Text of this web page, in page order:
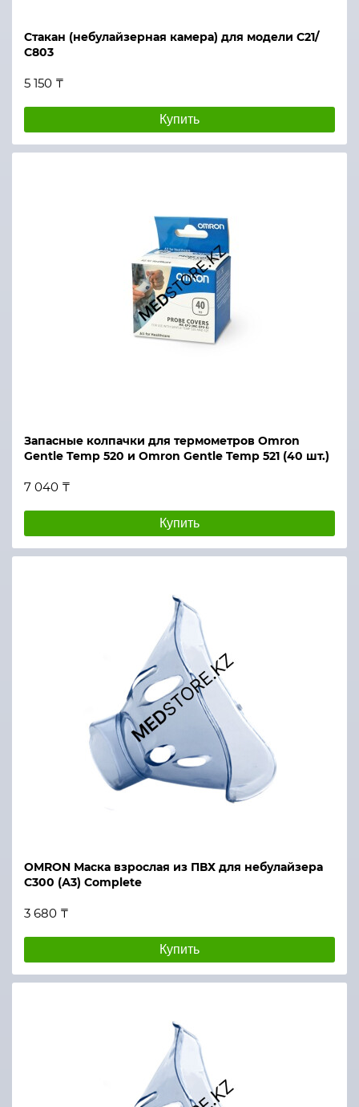
Стакан (небулайзерная камера) для модели С21/
С803
5 150 ₸
Купить
Запасные колпачки для термометров Omron
Gentle Temp 520 и Omron Gentle Temp 521 (40 шт.)
7 040 ₸
Купить
OMRON Маска взрослая из ПВХ для небулайзера
С300 (А3) Complete
3 680 ₸
Купить